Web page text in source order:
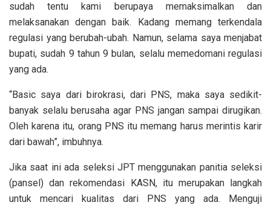
sudah tentu kami berupaya memaksimalkan dan
melaksanakan dengan baik. Kadang memang terkendala
regulasi yang berubah-ubah. Namun, selama saya menjabat
bupati, sudah 9 tahun 9 bulan, selalu memedomani regulasi
yang ada.
“Basic saya dari birokrasi, dari PNS, maka saya sedikit-
banyak selalu berusaha agar PNS jangan sampai dirugikan.
Oleh karena itu, orang PNS itu memang harus merintis karir
dari bawah”, imbuhnya.
Jika saat ini ada seleksi JPT menggunakan panitia seleksi
(pansel) dan rekomendasi KASN, itu merupakan langkah
untuk mencari kualitas dari PNS yang ada. Menguji